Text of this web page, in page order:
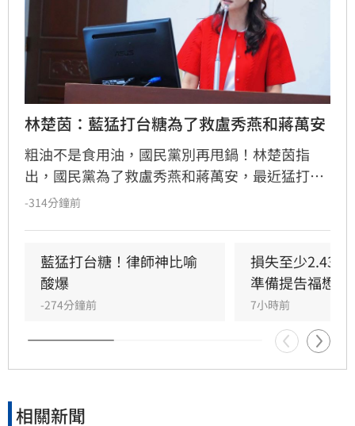
林楚茵：藍猛打台糖為了救盧秀燕和蔣萬安
粗油不是食用油，國民黨別再甩鍋！林楚茵指
出，國民黨為了救盧秀燕和蔣萬安，最近猛打台
糖、故弄玄虛，好像台糖買了「毒油」給大家
-314分鐘前
藍猛打台糖！律師神比喻
酸爆
-274分鐘前
損失至少2.43億
準備提告福懋了
7小時前
相關新聞